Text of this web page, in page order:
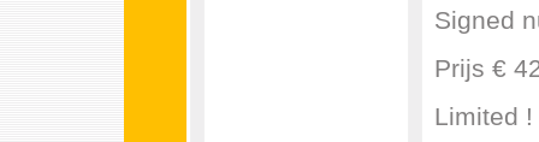
Signed
Prijs €
Limited !